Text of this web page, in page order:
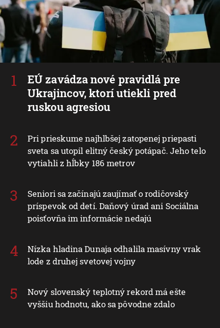
EÚ zavádza nové pravidlá pre
Ukrajincov, ktorí utiekli pred
ruskou agresiou
Pri prieskume najhlbšej zatopenej priepasti
sveta sa utopil elitný český potápač. Jeho telo
vytiahli z hĺbky 186 metrov
Seniori sa začínajú zaujímať o rodičovský
príspevok od detí. Daňový úrad ani Sociálna
poisťovňa im informácie nedajú
Nízka hladina Dunaja odhalila masívny vrak
lode z druhej svetovej vojny
Nový slovenský teplotný rekord má ešte
vyššiu hodnotu, ako sa pôvodne zdalo